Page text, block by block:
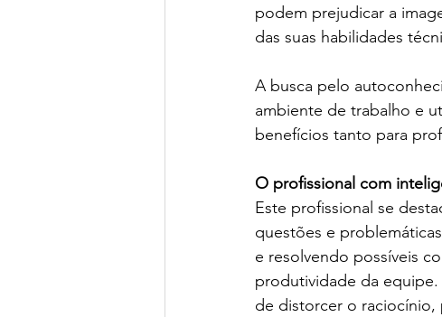
podem prejudicar a
das suas habilidades
A busca pelo
ambiente de trabalho e
benefícios tanto para
O profissional com
Este profissional se
questões e
e resolvendo possíveis
produtividade da equipe.
de distorcer o raciocínio,